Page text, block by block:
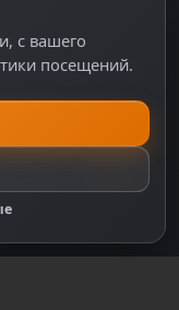
с вашего
посещений.